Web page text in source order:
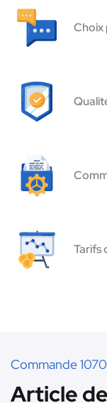
Choix
Tarifs
Commande
Article